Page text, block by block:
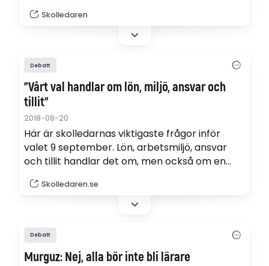
fyra representanter för Sveriges elevråd -
Skolledaren
Debatt
"Vårt val handlar om lön, miljö, ansvar och
tillit"
2018-08-20
Här är skolledarnas viktigaste frågor inför
valet 9 september. Lön, arbetsmiljö, ansvar
och tillit handlar det om, men också om en
Nilsson, Sveriges Skolledarförbund.
Skolledaren.se
Debatt
Murguz: Nej, alla bör inte bli lärare